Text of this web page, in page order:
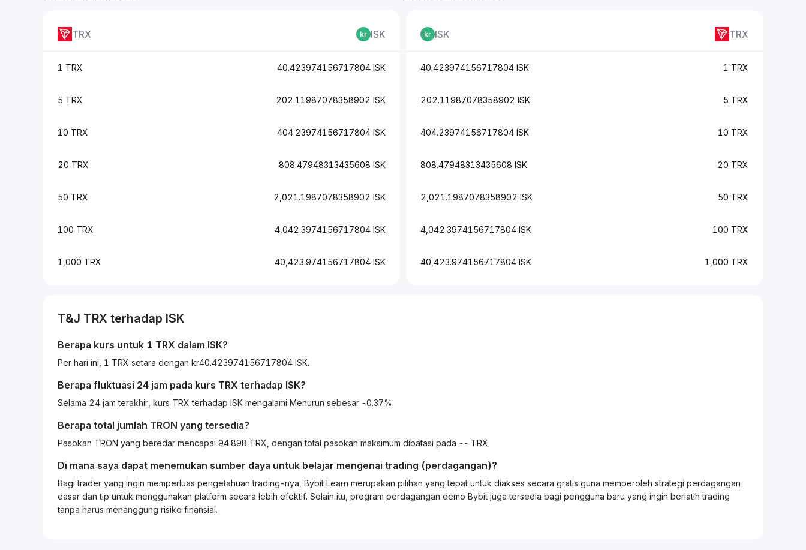
TRX ISK
1 TRX 40.423974156717804 ISK
5 TRX 202.11987078358902 ISK
10 TRX 404.23974156717804 ISK
20 TRX 808.47948313435608 ISK
50 TRX 2,021.1987078358902 ISK
100 TRX 4,042.3974156717804 ISK
1,000 TRX 40,423.974156717804 ISK
ISK TRX
40.423974156717804 ISK 1 TRX
202.11987078358902 ISK 5 TRX
404.23974156717804 ISK 10 TRX
808.47948313435608 ISK 20 TRX
2,021.1987078358902 ISK 50 TRX
4,042.3974156717804 ISK 100 TRX
40,423.974156717804 ISK 1,000 TRX
T&J TRX terhadap ISK
Berapa kurs untuk 1 TRX dalam ISK?
Per hari ini, 1 TRX setara dengan kr40.423974156717804 ISK.
Berapa fluktuasi 24 jam pada kurs TRX terhadap ISK?
Selama 24 jam terakhir, kurs TRX terhadap ISK mengalami Menurun sebesar -0.37%.
Berapa total jumlah TRON yang tersedia?
Pasokan TRON yang beredar mencapai 94.89B TRX, dengan total pasokan maksimum dibatasi pada -- TRX.
Di mana saya dapat menemukan sumber daya untuk belajar mengenai trading (perdagangan)?
Bagi trader yang ingin memperluas pengetahuantrading-nya, Bybit Learn merupakan pilihan yang tepat untuk diakses secara gratis guna memperoleh strategi perdagangan
dasar dan tip untuk menggunakan platform secara lebih efektif. Selain itu, program perdagangan demo Bybit juga tersedia bagi pengguna baru yang ingin berlatihtrading
tanpa harus menanggung risiko finansial.